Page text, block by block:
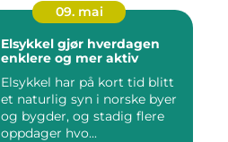
09. mai
Elsykkel gjør hverdagen
enklere og mer aktiv
Elsykkel har på kort tid blitt
et naturlig syn i norske byer
og bygder, og stadig flere
oppdager hvo...